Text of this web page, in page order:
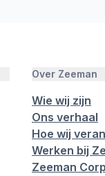
Over Zeeman
Wie wij zijn
Ons verhaal
Hoe wij
Werken bij
Zeeman